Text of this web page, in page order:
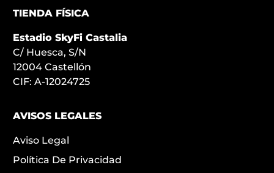
TIENDA FÍSICA
Estadio SkyFi Castalia
C/ Huesca, S/N
12004 Castellón
CIF: A-12024725
AVISOS LEGALES
Aviso Legal
Política De Privacidad